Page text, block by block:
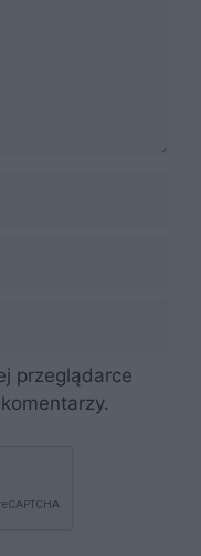
przeglądarce